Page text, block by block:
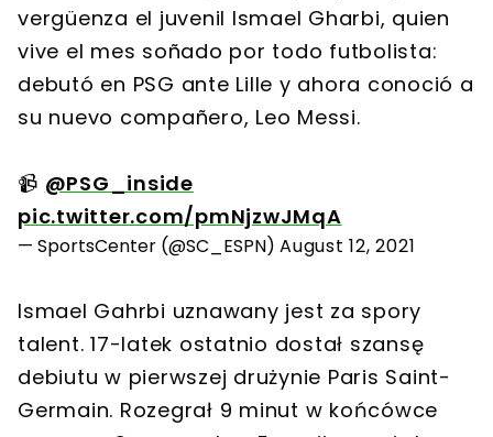
vergüenza el juvenil Ismael Gharbi, quien
vive el mes soñado por todo futbolista:
debutó en PSG ante Lille y ahora conoció a
su nuevo compañero, Leo Messi.
📹 @PSG_inside
pic.twitter.com/pmNjzwJMqA
— SportsCenter (@SC_ESPN) August 12, 2021
Ismael Gahrbi uznawany jest za spory
talent. 17-latek ostatnio dostał szansę
debiutu w pierwszej drużynie Paris Saint-
Germain. Rozegrał 9 minut w końcówce